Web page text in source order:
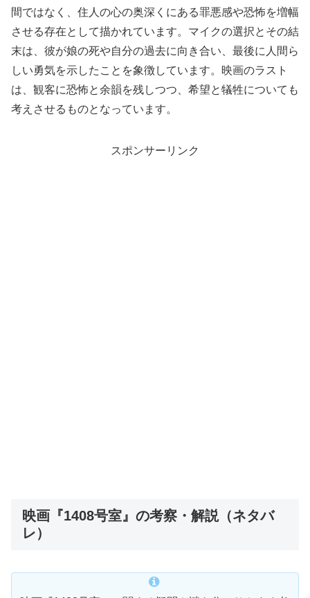
間ではなく、住人の心の奥深くにある罪悪感や恐怖を増幅
させる存在として描かれています。マイクの選択とその結
末は、彼が娘の死や自分の過去に向き合い、最後に人間ら
しい勇気を示したことを象徴しています。映画のラスト
は、観客に恐怖と余韻を残しつつ、希望と犠牲についても
考えさせるものとなっています。
スポンサーリンク
映画『1408号室』の考察・解説（ネタバ
レ）